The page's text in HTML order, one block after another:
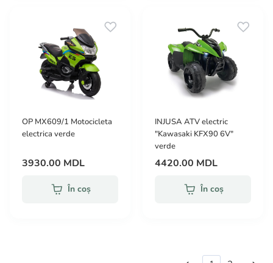
OP MX609/1 Motocicleta
electrica verde
3930.00 MDL
În coș
INJUSA ATV electric
"Kawasaki KFX90 6V"
verde
4420.00 MDL
În coș